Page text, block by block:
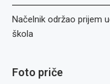
Načelnik održao prijem
škola
Foto priče